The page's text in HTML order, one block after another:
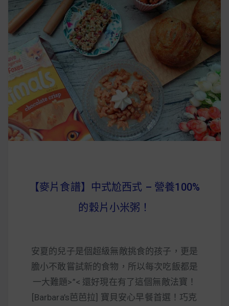
無麩質食物清單一覽：燕麥、麵包還有餅乾，
早餐這樣料理最適合！
早上沒時間做早餐？10 款隔夜更美味的燕麥粥
簡單料理
健身重訓菜單
運動健身飲食建議
七大經典健身疑問，不要再被這些問題困擾
減醣食材推薦
減醣料理食譜
【麥片食譜】中式尬西式 – 營養100%
的穀片小米粥！
安夏的兒子是個超級無敵挑食的孩子，更是
膽小不敢嘗試新的食物，所以每次吃飯都是
一大難題>”< 還好現在有了這個無敵法寶！
[Barbara’s芭芭拉] 寶貝安心早餐首選！巧克